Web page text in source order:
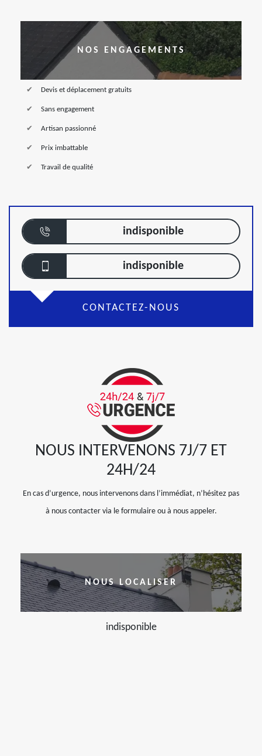
NOS ENGAGEMENTS
Devis et déplacement gratuits
Sans engagement
Artisan passionné
Prix imbattable
Travail de qualité
indisponible
indisponible
CONTACTEZ-NOUS
NOUS INTERVENONS 7J/7 ET
24H/24
En cas d’urgence, nous intervenons dans l’immédiat, n’hésitez pas
à nous contacter via le formulaire ou à nous appeler.
NOUS LOCALISER
indisponible